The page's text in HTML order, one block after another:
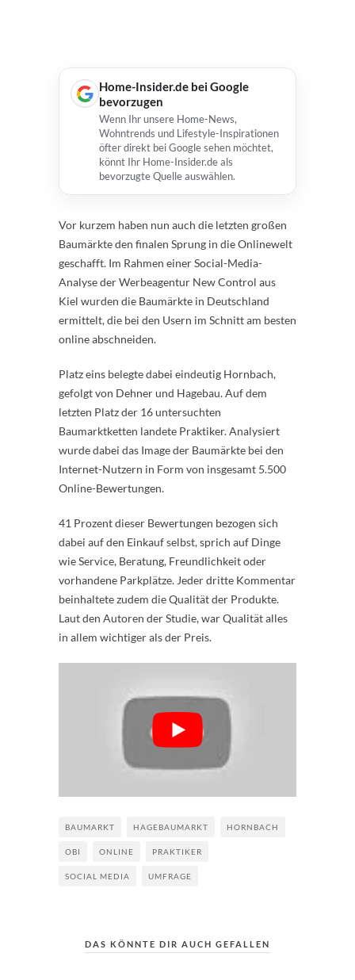
Home-Insider.de bei Google
bevorzugen
Wenn Ihr unsere Home-News,
Wohntrends und Lifestyle-Inspirationen
öfter direkt bei Google sehen möchtet,
könnt Ihr Home-Insider.de als
bevorzugte Quelle auswählen.
Vor kurzem haben nun auch die letzten großen
Baumärkte den finalen Sprung in die Onlinewelt
geschafft. Im Rahmen einer Social-Media-
Analyse der Werbeagentur New Control aus
Kiel wurden die Baumärkte in Deutschland
ermittelt, die bei den Usern im Schnitt am besten
online abschneiden.
Platz eins belegte dabei eindeutig Hornbach,
gefolgt von Dehner und Hagebau. Auf dem
letzten Platz der 16 untersuchten
Baumarktketten landete Praktiker. Analysiert
wurde dabei das Image der Baumärkte bei den
Internet-Nutzern in Form von insgesamt 5.500
Online-Bewertungen.
41 Prozent dieser Bewertungen bezogen sich
dabei auf den Einkauf selbst, sprich auf Dinge
wie Service, Beratung, Freundlichkeit oder
vorhandene Parkplätze. Jeder dritte Kommentar
beinhaltete zudem die Qualität der Produkte.
Laut den Autoren der Studie, war Qualität alles
in allem wichtiger als der Preis.
BAUMARKT HAGEBAUMARKT HORNBACH
OBI ONLINE PRAKTIKER
SOCIAL MEDIA UMFRAGE
DAS KÖNNTE DIR AUCH GEFALLEN